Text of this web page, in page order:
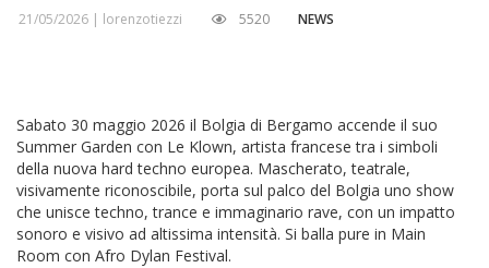
21/05/2026 | lorenzotiezzi 5520 NEWS
Sabato 30 maggio 2026 il Bolgia di Bergamo accende il suo
Summer Garden con Le Klown, artista francese tra i simboli
della nuova hard techno europea. Mascherato, teatrale,
visivamente riconoscibile, porta sul palco del Bolgia uno show
che unisce techno, trance e immaginario rave, con un impatto
sonoro e visivo ad altissima intensità. Si balla pure in Main
Room con Afro Dylan Festival.